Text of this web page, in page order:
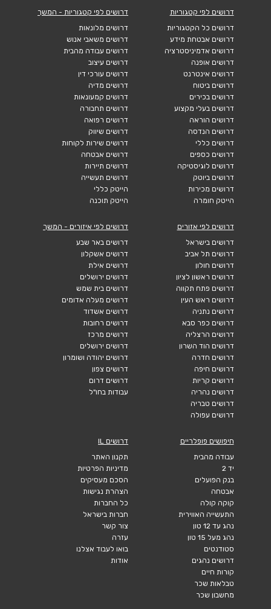
דרושים לפי קטגוריות
דרושים כל הקטגוריות
דרושים אבטחת מידע
דרושים אדמיניסטרציה
דרושים אופנה
דרושים אינטרנט
דרושים ביטוח
דרושים בכירים
דרושים בעלי מקצוע
דרושים הוראה
דרושים הנדסה
דרושים כללי
דרושים כספים
דרושים לוגיסטיקה
דרושים ביוטק
דרושים מכירות
הייטק חומרה
דרושים לפי קטגוריות - המשך
דרושים מלונאות
דרושים משאבי אנוש
דרושים עבודה מהבית
דרושים עיצוב
דרושים עורכי דין
דרושים מדיה
דרושים קמעונאות
דרושים תחבורה
דרושים רפואה
דרושים שיווק
דרושים שירות לקוחות
דרושים אבטחה
דרושים תיירות
דרושים תעשייה
הייטק כללי
הייטק תוכנה
דרושים לפי אזורים
דרושים בישראל
דרושים תל אביב
דרושים חולון
דרושים ראשון לציון
דרושים פתח תקווה
דרושים ראש העין
דרושים נתניה
דרושים כפר סבא
דרושים הרצליה
דרושים הוד השרון
דרושים חדרה
דרושים חיפה
דרושים קריות
דרושים נהריה
דרושים טבריה
דרושים עפולה
דרושים לפי איזורים - המשך
דרושים באר שבע
דרושים אשקלון
דרושים אילת
דרושים ירושלים
דרושים בית שמש
דרושים מעלה אדומים
דרושים אשדוד
דרושים רחובות
דרושים מרכז
דרושים ירושלים
דרושים יהודה ושומרון
דרושים צפון
דרושים דרום
עבודות בחו"ל
חיפושים פופלריים
עבודה מהבית
יד 2
בנק הפועלים
אבטחה
קוקה קולה
התעשייה האווירית
נהג עד 12 טון
נהג מעל 15 טון
סטודנטים
דרושים נהגים
קורות חיים
טבלאות שכר
מחשבון שכר
דרושים IL
תקנון האתר
מדיניות הפרטיות
הסכם מעסיקים
הצהרת נגישות
כל החברות
חברות בישראל
צור קשר
עזרה
בואו לעבוד אצלנו
אודות